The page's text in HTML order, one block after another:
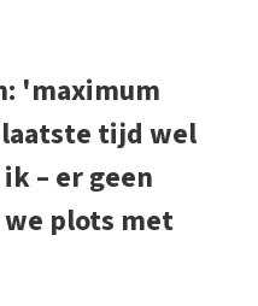
'maximum
tijd wel
– er geen
we plots met